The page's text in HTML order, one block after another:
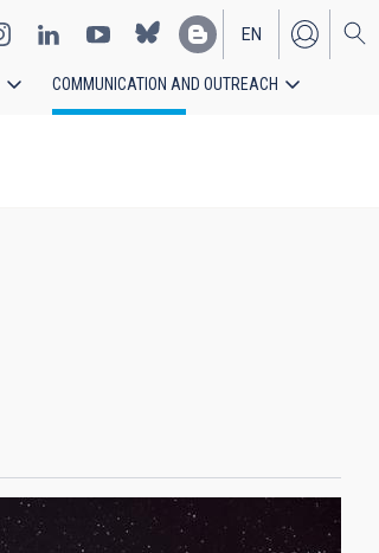
EN
ES
COMMUNICATION AND OUTREACH